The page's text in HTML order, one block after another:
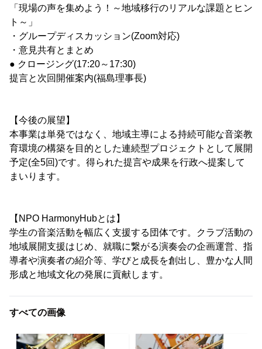
「現場の声を集めよう！～地域移行のリアルな課題とヒン
ト～」
・グループディスカッション(Zoom対応)
・意見共有とまとめ
● クロージング(17:20～17:30)
提言と次回開催案内(福島理事長)
【今後の展望】
本事業は単発ではなく、地域主導による持続可能な音楽教
育環境の構築を目的とした連続型プロジェクトとして展開
予定(全5回)です。得られた提言や成果を行政へ提案して
まいります。
【NPO HarmonyHubとは】
学生の音楽活動を幅広く支援する団体です。クラブ活動の
地域展開支援はじめ、就職に繋がる演奏会の企画運営、指
導者や演奏者の紹介等、学びと成長を創出し、豊かな人間
形成と地域文化の発展に貢献します。
すべての画像